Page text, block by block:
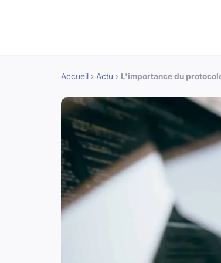
Accueil › Actu › L'importance du